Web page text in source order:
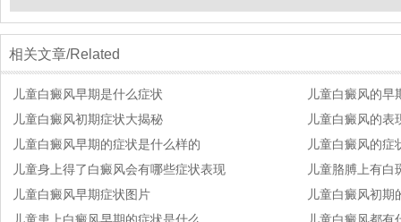
相关文章/Related
儿童白癜风早期是什么症状
儿童白癜风的早
儿童白癜风初期症状大揭秘
儿童白癜风的表
儿童白癜风早期的症状是什么样的
儿童白癜风的症
儿童身上得了白癜风会有哪些症状表现
儿童胳膊上有白
儿童白癜风早期症状图片
儿童白癜风初期